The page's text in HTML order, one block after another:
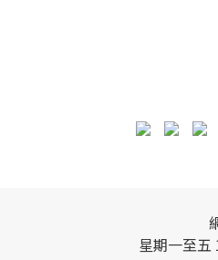
星期一至五